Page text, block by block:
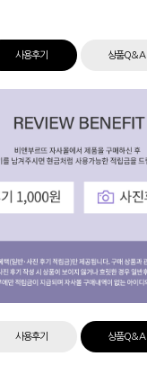
사용후기 상품Q&A
사용후기 상품Q&A